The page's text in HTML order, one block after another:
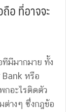
อ ที่อาจจะ
มีมากมาย ทั้ง
หรือ
กอะไรติดตัว
ต่างๆ ซึ่งกฎข้อ